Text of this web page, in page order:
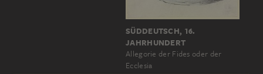
SÜDDEUTSCH, 16.
JAHRHUNDERT
Allegorie der Fides oder der
Ecclesia